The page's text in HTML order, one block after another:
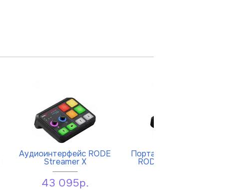
Аудиоинтерфейс RODE
Streamer X
43 095р.
Портативная аудиостудия
RODE RØDECaster Duo